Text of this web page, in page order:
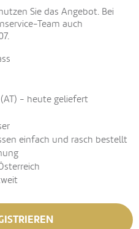
Sie das Angebot. Bei
Team auch
- heute geliefert
einfach und rasch bestellt